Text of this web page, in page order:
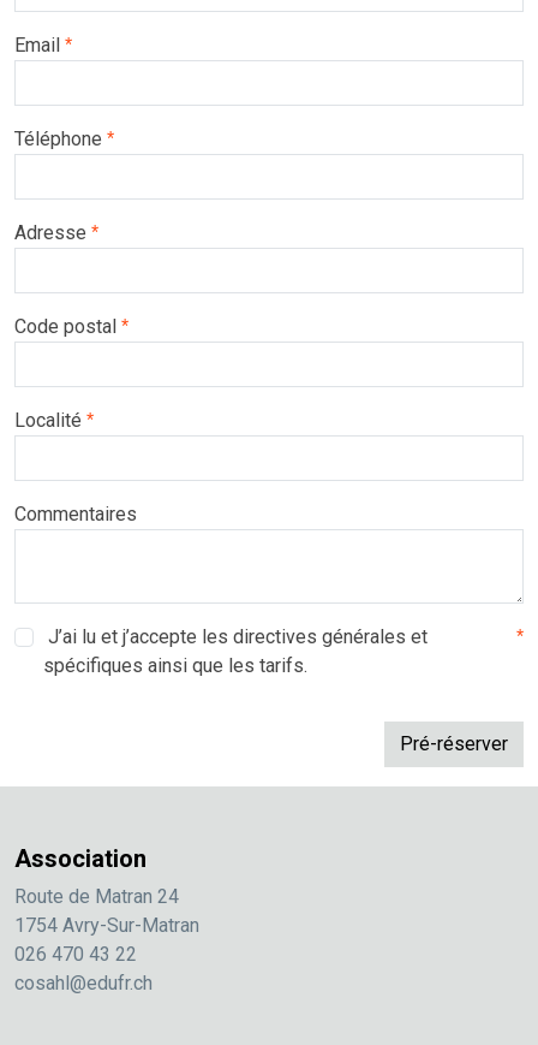
Email *
Téléphone *
Adresse *
Code postal *
Localité *
Commentaires
J’ai lu et j’accepte les directives générales et
spécifiques ainsi que les tarifs.
*
Association
Route de Matran 24
1754 Avry-Sur-Matran
026 470 43 22
cosahl@edufr.ch